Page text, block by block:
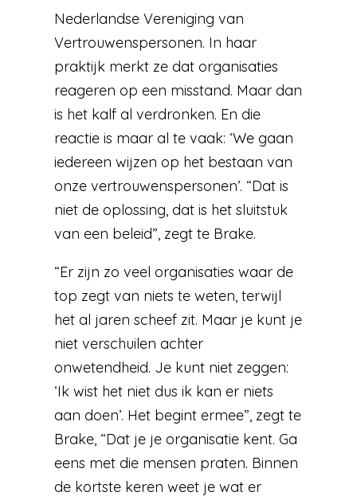
Nederlandse Vereniging van
Vertrouwenspersonen. In haar
praktijk merkt ze dat organisaties
reageren op een misstand. Maar dan
is het kalf al verdronken. En die
reactie is maar al te vaak: ‘We gaan
iedereen wijzen op het bestaan van
onze vertrouwenspersonen’. “Dat is
niet de oplossing, dat is het sluitstuk
van een beleid”, zegt te Brake.
“Er zijn zo veel organisaties waar de
top zegt van niets te weten, terwijl
het al jaren scheef zit. Maar je kunt je
niet verschuilen achter
onwetendheid. Je kunt niet zeggen:
‘Ik wist het niet dus ik kan er niets
aan doen’. Het begint ermee”, zegt te
Brake, “Dat je je organisatie kent. Ga
eens met die mensen praten. Binnen
de kortste keren weet je wat er